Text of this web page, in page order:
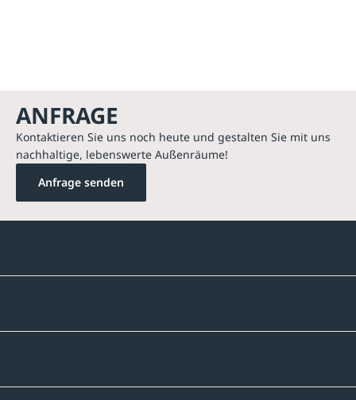
ANFRAGE
Kontaktieren Sie uns noch heute und gestalten Sie mit uns
nachhaltige, lebenswerte Außenräume!
Anfrage senden